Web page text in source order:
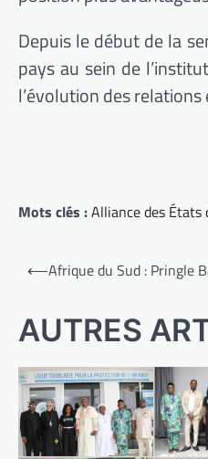
Depuis le début de la
pays au sein de
l’évolution des relations
Mots clés :Alliance des États
Navigation
l’article
⟵Afrique du Sud : Pringle
AUTRES